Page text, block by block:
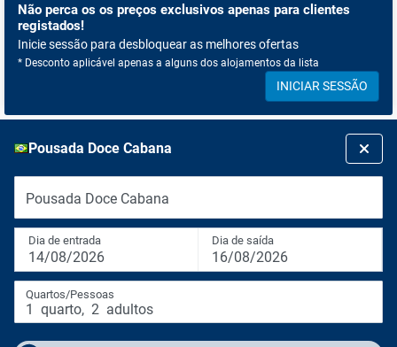
Não perca os os preços exclusivos apenas para clientes
registados!
Inicie sessão para desbloquear as melhores ofertas
* Desconto aplicável apenas a alguns dos alojamentos da lista
INICIAR SESSÃO
Pousada Doce Cabana
Pousada Doce Cabana
Dia de entrada
14/08/2026
Dia de saída
16/08/2026
Quartos/Pessoas
1 quarto, 2 adultos